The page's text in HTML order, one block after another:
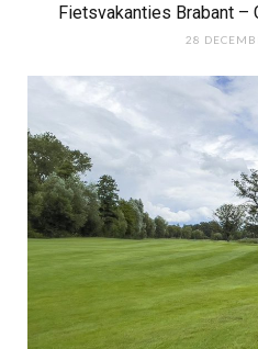
Fietsvakanties Brabant –
28